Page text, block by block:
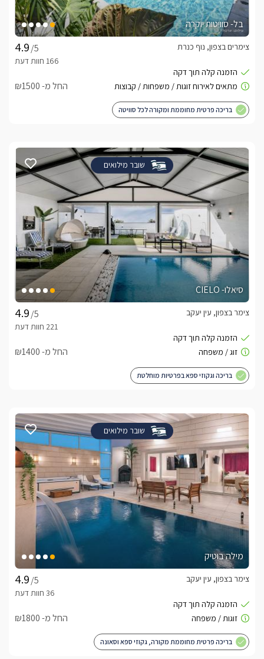
בל- סוויטות יוקרה
/5
צימרים בצפון, נוף כנרת
החל מ- ₪1500
בריכה פרטית מחוממת ומקורה לכל סוויטה
שובר מילואים
סיאלו- CIELO
/5
צימר בצפון, עין יעקב
החל מ- ₪1400
בריכה וגקוזי ספא בפרטיות מוחלטת
שובר מילואים
מילה בוטיק
/5
צימר בצפון, עין יעקב
החל מ- ₪1800
בריכה פרטית מחוממת מקורה, גקוזי ספא וסאונה